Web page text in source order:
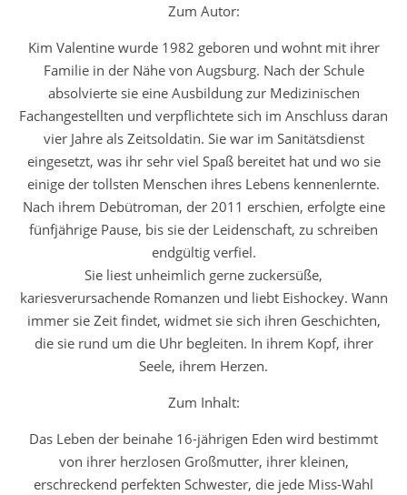
Zum Autor:
Kim Valentine wurde 1982 geboren und wohnt mit ihrer
Familie in der Nähe von Augsburg. Nach der Schule
absolvierte sie eine Ausbildung zur Medizinischen
Fachangestellten und verpflichtete sich im Anschluss daran
vier Jahre als Zeitsoldatin. Sie war im Sanitätsdienst
eingesetzt, was ihr sehr viel Spaß bereitet hat und wo sie
einige der tollsten Menschen ihres Lebens kennenlernte.
Nach ihrem Debütroman, der 2011 erschien, erfolgte eine
fünfjährige Pause, bis sie der Leidenschaft, zu schreiben
endgültig verfiel.
Sie liest unheimlich gerne zuckersüße,
kariesverursachende Romanzen und liebt Eishockey. Wann
immer sie Zeit findet, widmet sie sich ihren Geschichten,
die sie rund um die Uhr begleiten. In ihrem Kopf, ihrer
Seele, ihrem Herzen.
Zum Inhalt:
Das Leben der beinahe 16-jährigen Eden wird bestimmt
von ihrer herzlosen Großmutter, ihrer kleinen,
erschreckend perfekten Schwester, die jede Miss-Wahl